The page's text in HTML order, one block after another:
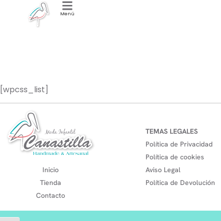
Menú
[wpcss_list]
Inicio
Tienda
Contacto
TEMAS LEGALES
Política de Privacidad
Política de cookies
Aviso Legal
Política de Devolución